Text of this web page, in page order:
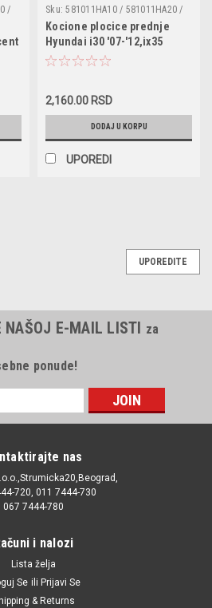
/
Sku: 581011HA10 / 581011HA20 /
0K2JA3328Z / 02KJA3328Z /
DBS3252 / ADG04261 /
0986424811 / P30034 / LP1819 /
FDB4448 / J3600330 / PAK09AF /
Kocione plocice prednje
Hyundai i30 '07-'12,ix35
'10-,KIA Carens II,Cee'd,Pro
2,160.00 RSD
DODAJ U KORPU
UPOREDI
/ 583020ZA00 / 583021KA30 /
UPOREDITE
NAŠOJ E-MAIL LISTI za
ponude!
nas
720, 011 7444-730
067 7444-780
i nalozi
Lista želja
Se ili Prijavi Se
& Returns